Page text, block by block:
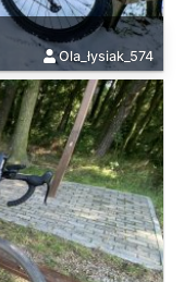
Ola_łysiak_574